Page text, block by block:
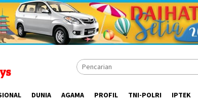
DUNIA AGAMA PROFIL TNI-POLRI IPTEK